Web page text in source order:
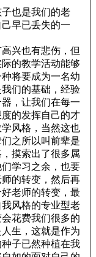
也是我们的老
早已丢失的一
兴也有悲伤，但
的教学活动能够
将要成为一名幼
们的基础，经验
，让我们在每一
的发挥自己的才
风格，当然这也
之所以叫前辈是
摸索出了很多属
学习之余，也要
的转变，然后再
老师的转变，最
风格的专业型老
花费我们很多的
生，这就是作为
子已然种植在我